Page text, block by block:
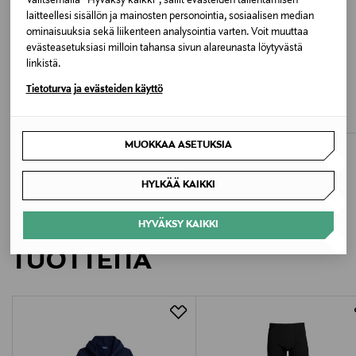
laitteellesi sisällön ja mainosten personointia, sosiaalisen median
ominaisuuksia sekä liikenteen analysointia varten. Voit muuttaa
evästeasetuksiasi milloin tahansa sivun alareunasta löytyvästä
linkistä.
Tietoturva ja evästeiden käyttö
MUOKKAA ASETUKSIA
HYLKÄÄ KAIKKI
HYVÄKSY KAIKKI
Väri
BSR BLUE
Valmistusmaa
24 Route de la Galaise, CH - 1228 Plan-les-Ouates
Digitaalinen osoite
ETUKUPONKITUOTE
SUPERDRY
LISÄÄ KIINNOSTAVIA
TUOTTEITA